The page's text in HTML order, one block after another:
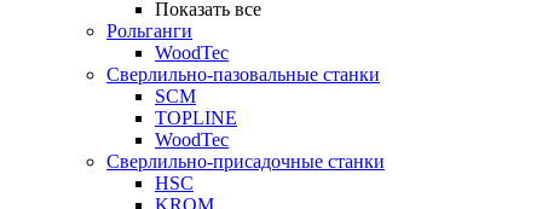
Показать все
Рольганги
WoodTec
Сверлильно-пазовальные станки
SCM
TOPLINE
WoodTec
Сверлильно-присадочные станки
HSC